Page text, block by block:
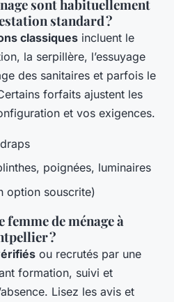
sont habituellement
standard ?
classiques incluent le
la serpillère, l’essuyage
des sanitaires et parfois le
forfaits ajustent les
et vos exigences.
poignées, luminaires
option souscrite)
de ménage à
?
ou recrutés par une
formation, suivi et
Lisez les avis et